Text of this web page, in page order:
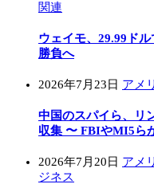
関連
ウェイモ、29.99ド
勝負へ
2026年7月23日 アメ
中国のスパイら、リ
収集 〜 FBIやMI5ら
2026年7月20日 アメ
ジネス